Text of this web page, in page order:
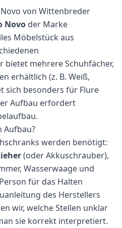
von Wittenbreder
Novo der Marke
Möbelstück aus
bietet mehrere Schuhfächer,
erhältlich (z. B. Weiß,
sich besonders für Flure
Aufbau erfordert
Aufbau?
werden benötigt:
(oder Akkuschrauber),
Wasserwaage und
für das Halten
des Herstellers
wir, welche Stellen unklar
sie korrekt interpretiert.